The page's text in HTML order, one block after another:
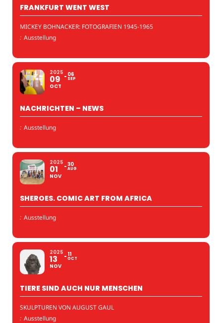
FRANKFURT WENT WEST
MICKEY BOHNACKER: FOTOGRAFIEN 1945-1965
: Ausstellung
2025
09
OCT
06
SEP
NACHRICHTEN – NEWS
: Ausstellung
2025
01
NOV
30
AUG
SHEROES. COMIC ART FROM AFRICA
: Ausstellung
2025
13
NOV
11
OCT
TIERE SIND AUCH NUR MENSCHEN
SKULPTUREN VON AUGUST GAUL
: Ausstellung